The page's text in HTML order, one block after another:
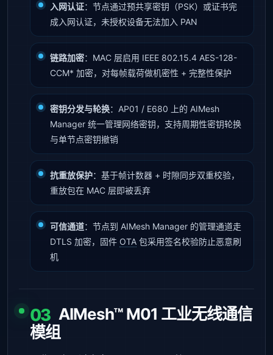
入网认证：节点通过预共享密钥（PSK）或证书完
成入网认证，未授权设备无法加入 PAN
链路加密：MAC 层启用 IEEE 802.15.4 AES-128-
CCM* 加密，对每帧载荷做机密性 + 完整性保护
密钥分发与轮换：AP01 / E680 上的 AIMesh
Manager 统一管理网络密钥，支持周期性密钥轮换
与单节点密钥撤销
抗重放保护：基于帧计数器 + 时隙同步双重校验，
重放包在 MAC 层即被丢弃
可信通道：节点到 AIMesh Manager 的管理通道走
DTLS 加密，固件 OTA 包采用签名校验防止恶意刷
机
03 AIMesh™ M01 工业无线通信
模组